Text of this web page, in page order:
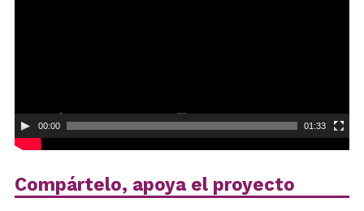
00:00 01:33
Compártelo, apoya el proyecto